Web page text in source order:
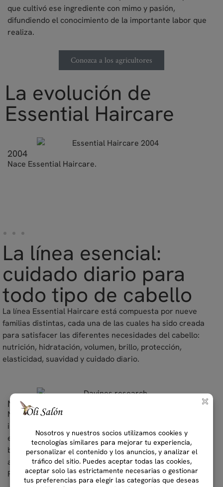
que cultivó ese ingrediente con mimo y pasión,
difundiendo el conocimiento de la importante labor que
realiza.
Conozca a los agricultores
La evolución de
Essential Haircare
2004
Nace Essential Haircare.
La línea esencial:
cuidado diario para
todo tipo de cabello
La línea Essential Haircare está compuesta por nueve
familias distintas, cada una de las cuales ha sido creada
para satisfacer las diferentes necesidades del cabello:
nutrición, hidratación, volumen, brillo, protección,
elasticidad, suavidad y cuidado diario.
NATURALEZA Y CIENCIA
Nuestros productos de Belleza Sostenible contienen
ingredientes activos estudiados en el Jardín Científico y
en nuestro laboratorio de I+D, mezclando un espíritu
botánico artesanal con tecnologías cosméticas
avanzadas. Apoyamos la Agricultura Orgánica
Regenerativa.